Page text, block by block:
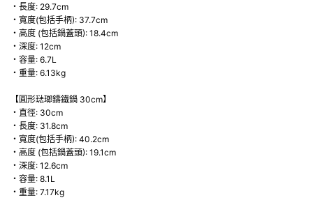
・長度: 29.7cm
・寬度(包括手柄): 37.7cm
・高度 (包括鍋蓋頭): 18.4cm
・深度: 12cm
・容量: 6.7L
・重量: 6.13kg
【圓形琺瑯鑄鐵鍋 30cm】
・直徑: 30cm
・長度: 31.8cm
・寬度(包括手柄): 40.2cm
・高度 (包括鍋蓋頭): 19.1cm
・深度: 12.6cm
・容量: 8.1L
・重量: 7.17kg